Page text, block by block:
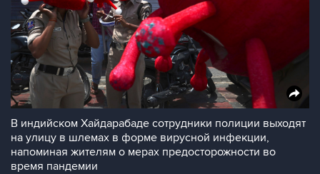
В индийском Хайдарабаде сотрудники полиции выходят
на улицу в шлемах в форме вирусной инфекции,
напоминая жителям о мерах предосторожности во
время пандемии